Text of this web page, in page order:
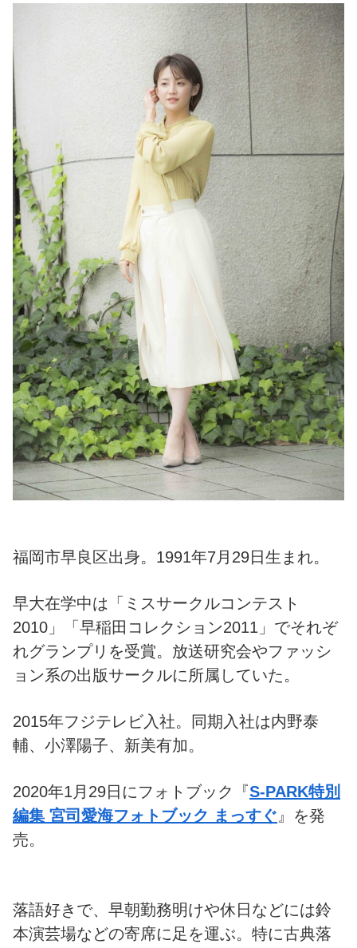
福岡市早良区出身。1991年7月29日生まれ。
早大在学中は「ミスサークルコンテスト
2010」「早稲田コレクション2011」でそれぞ
れグランプリを受賞。放送研究会やファッシ
ョン系の出版サークルに所属していた。
2015年フジテレビ入社。同期入社は内野泰
輔、小澤陽子、新美有加。
2020年1月29日にフォトブック『S-PARK特別
編集 宮司愛海フォトブック まっすぐ』を発
売。
落語好きで、早朝勤務明けや休日などには鈴
本演芸場などの寄席に足を運ぶ。特に古典落